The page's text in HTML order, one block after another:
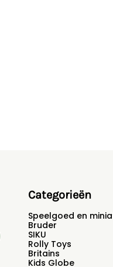
Categorieën
Speelgoed en
Bruder
SIKU
Rolly Toys
Britains
Kids Globe